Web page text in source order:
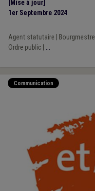
[Mise à jour]
1er Septembre 2024
Agent statutaire Bourgmestre
Ordre public
...
Communication